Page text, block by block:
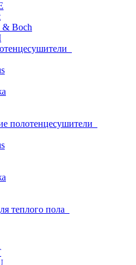
Boch
полотенцесушители
теплого пола